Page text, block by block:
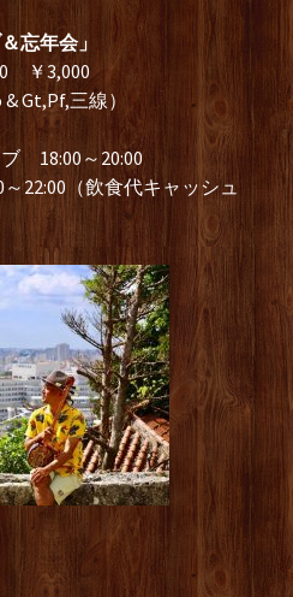
忘年会」
￥3,000
Gt,Pf,三線）
18:00～20:00
22:00（飲食代キャッシュ